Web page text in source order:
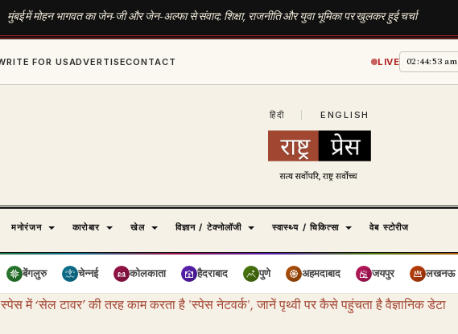
मुंबई में मोहन भागवत का जेन-जी और जेन-अल्फा से संवाद: शिक्षा, राजनीति और युवा भूमिका पर खुलकर हुई चर्चा
FOR USADVERTISECONTACT LIVE 02:44:54 am
हिंदी ENGLISH
मनोरंजन कारोबार खेल विज्ञान / टेक्नोलॉजी स्वास्थ्य / चिकित्सा वेब स्टोरीज
बेंगलुरु चेन्नई कोलकाता हैदराबाद पुणे अहमदाबाद जयपुर लखनऊ
स्पेस में ‘सेल टावर’ की तरह काम करता है 'स्पेस नेटवर्क', जानें पृथ्वी पर कैसे पहुंचता है वैज्ञानिक डेटा